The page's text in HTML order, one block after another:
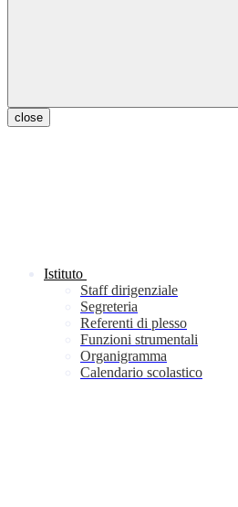
close
Istituto
Staff dirigenziale
Segreteria
Referenti di plesso
Funzioni strumentali
Organigramma
Calendario scolastico